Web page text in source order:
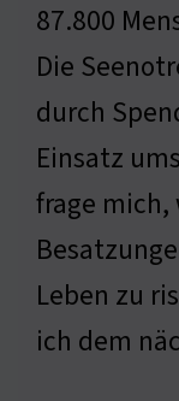
87.800
Die
durch
Einsatz
frage
Leben zu
ich dem